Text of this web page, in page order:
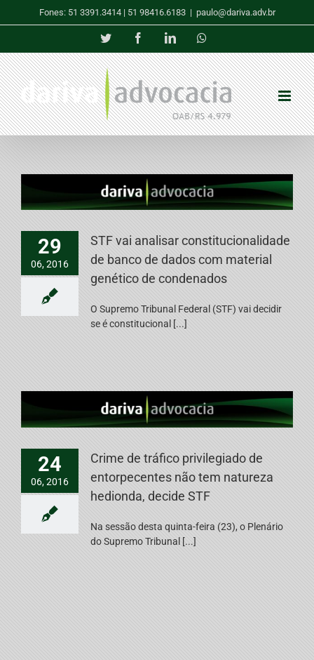
Fones: 51 3391.3414 | 51 98416.6183 | paulo@dariva.adv.br
Twitter FacebookLinkedIn
29
06, 2016
STF vai analisar constitucionalidade
de banco de dados com material
genético de condenados
O Supremo Tribunal Federal (STF) vai decidir
se é constitucional [...]
24
06, 2016
Crime de tráfico privilegiado de
entorpecentes não tem natureza
hedionda, decide STF
Na sessão desta quinta-feira (23), o Plenário
do Supremo Tribunal [...]